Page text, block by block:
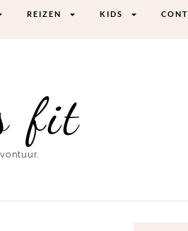
REIZEN KIDS
fit